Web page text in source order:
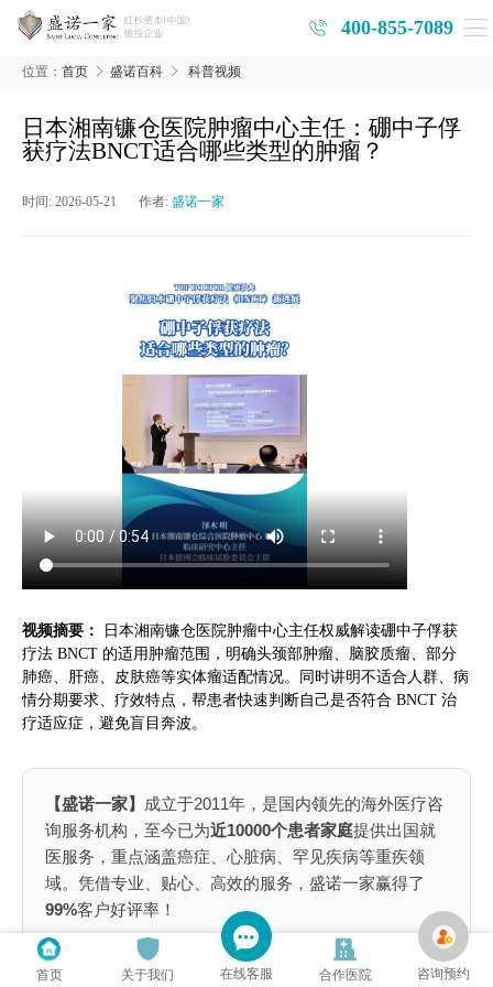
400-855-7089
位置： 首页 盛诺百科 科普视频
日本湘南镰仓医院肿瘤中心主任：硼中子俘
获疗法BNCT适合哪些类型的肿瘤？
时间: 2026-05-21 作者: 盛诺一家
视频摘要：
日本湘南镰仓医院肿瘤中心主任权威解读硼中子俘获
疗法 BNCT 的适用肿瘤范围，明确头颈部肿瘤、脑胶质瘤、部分
肺癌、肝癌、皮肤癌等实体瘤适配情况。同时讲明不适合人群、病
情分期要求、疗效特点，帮患者快速判断自己是否符合 BNCT 治
疗适应症，避免盲目奔波。
【盛诺一家】
成立于2011年，是国内领先的海外医疗咨
询服务机构，至今已为近10000个患者家庭提供出国就
医服务，重点涵盖癌症、心脏病、罕见疾病等重疾领
域。凭借专业、贴心、高效的服务，盛诺一家赢得了
99%客户好评率！
📌为什么出国就医患者选择盛诺一家？
全球就医： 覆盖中、美、英、日 1000家医院网络 ，不局
首页 关于我们 在线客服 合作医院 咨询预约